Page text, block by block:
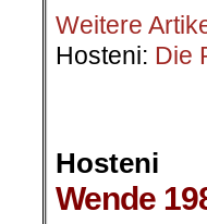
Weitere
Hosteni: Die
Hosteni
Wende